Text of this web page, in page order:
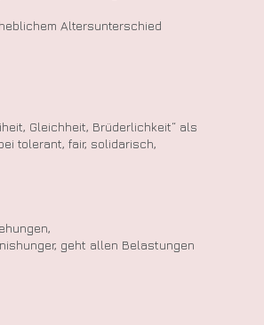
Altersunterschied
Gleichheit, Brüderlichkeit“ als
tolerant, fair, solidarisch,
geht allen Belastungen